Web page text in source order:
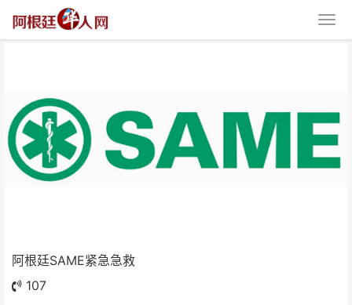
阿根廷SAME紧急急救
107
阿根廷SAME紧急急救